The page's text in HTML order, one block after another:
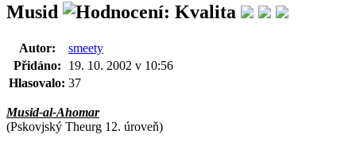
Musid
Autor:
smeety
Přidáno:
19. 10. 2002 v 10:56
Hlasovalo: 37
Musid-al-Ahomar
(Pskovjský Theurg 12. úroveň)